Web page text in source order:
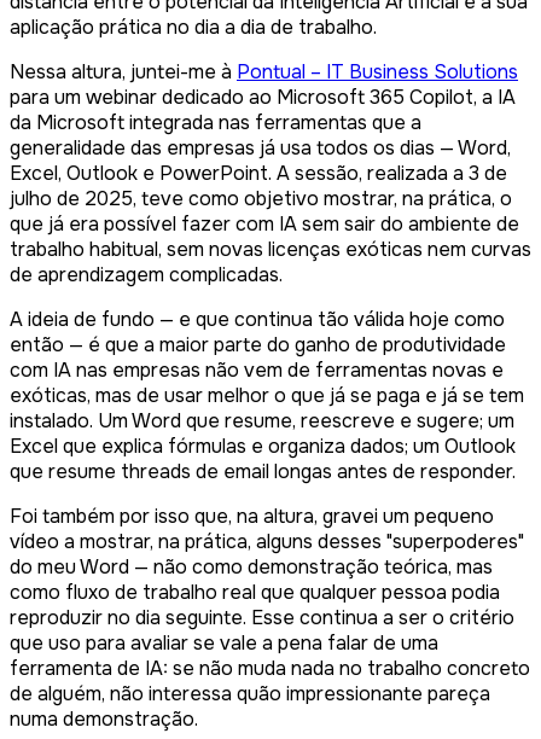
aplicação prática no dia a dia de trabalho.
Nessa altura, juntei-me à Pontual – IT Business Solutions
para um webinar dedicado ao Microsoft 365 Copilot, a IA
da Microsoft integrada nas ferramentas que a
generalidade das empresas já usa todos os dias — Word,
Excel, Outlook e PowerPoint. A sessão, realizada a 3 de
julho de 2025, teve como objetivo mostrar, na prática, o
que já era possível fazer com IA sem sair do ambiente de
trabalho habitual, sem novas licenças exóticas nem curvas
de aprendizagem complicadas.
A ideia de fundo — e que continua tão válida hoje como
então — é que a maior parte do ganho de produtividade
com IA nas empresas não vem de ferramentas novas e
exóticas, mas de usar melhor o que já se paga e já se tem
instalado. Um Word que resume, reescreve e sugere; um
Excel que explica fórmulas e organiza dados; um Outlook
que resume threads de email longas antes de responder.
Foi também por isso que, na altura, gravei um pequeno
vídeo a mostrar, na prática, alguns desses "superpoderes"
do meu Word — não como demonstração teórica, mas
como fluxo de trabalho real que qualquer pessoa podia
reproduzir no dia seguinte. Esse continua a ser o critério
que uso para avaliar se vale a pena falar de uma
ferramenta de IA: se não muda nada no trabalho concreto
de alguém, não interessa quão impressionante pareça
numa demonstração.